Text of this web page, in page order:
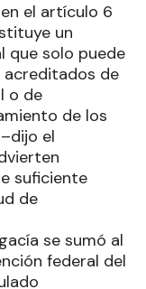
el artículo 6
un
que solo puede
acreditados de
o de
de los
el
suficiente
de
se sumó al
federal del